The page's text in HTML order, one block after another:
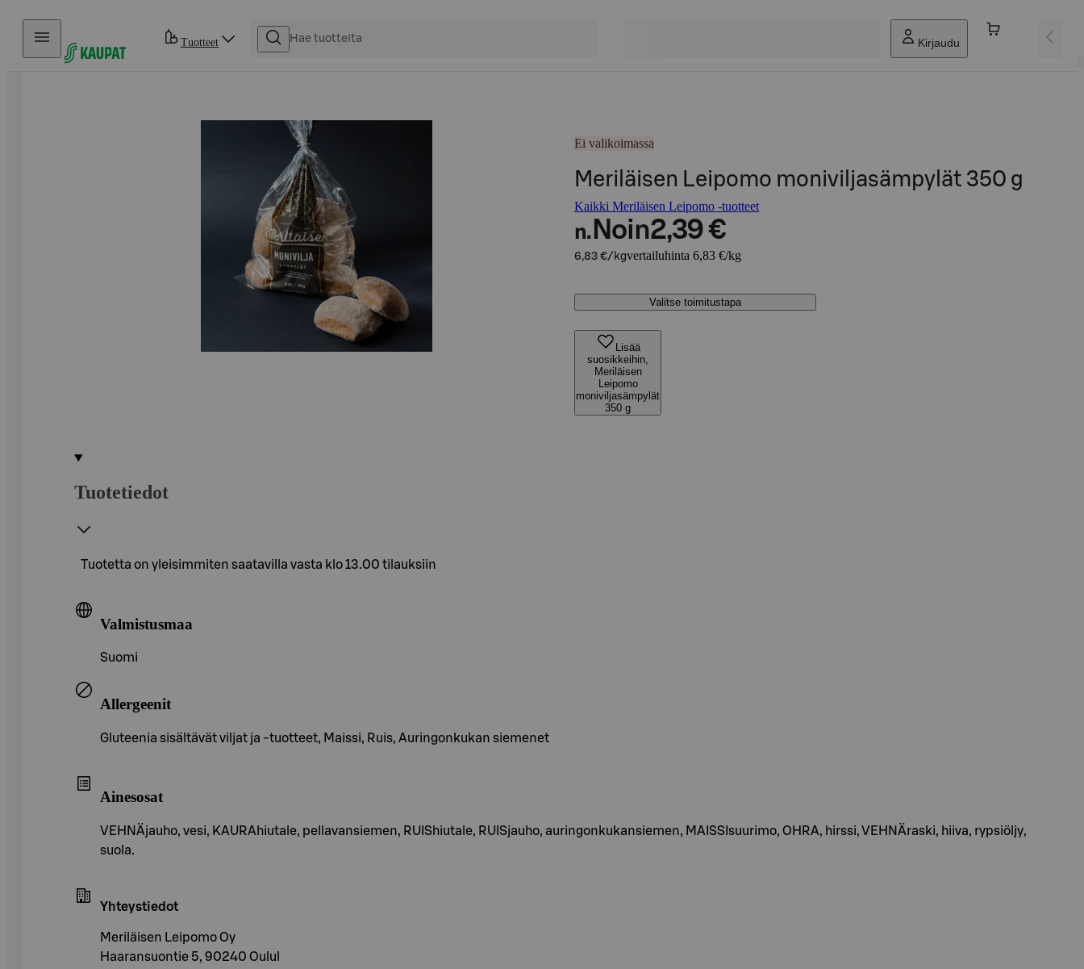
Hyppää sisältöön
Tuotteet Kirjaudu
Ei valikoimassa
Meriläisen Leipomo moniviljasämpylät 350 g
Kaikki Meriläisen Leipomo -tuotteet
n. Noin2,39 €
6,83 €/kgvertailuhinta 6,83 €/kg
Valitse toimitustapa
Lisää
suosikkeihin,
Meriläisen
Leipomo
moniviljasämpylät
350 g
Tuotetiedot
Tuotetta on yleisimmiten saatavilla vasta klo 13.00 tilauksiin
Valmistusmaa
Suomi
Allergeenit
Gluteenia sisältävät viljat ja -tuotteet, Maissi, Ruis, Auringonkukan siemenet
Ainesosat
VEHNÄjauho, vesi, KAURAhiutale, pellavansiemen, RUIShiutale, RUISjauho, auringonkukansiemen, MAISSIsuurimo, OHRA, hirssi, VEHNÄraski, hiiva, rypsiöljy,
suola.
Yhteystiedot
Meriläisen Leipomo Oy
Haaransuontie 5, 90240 Oulul